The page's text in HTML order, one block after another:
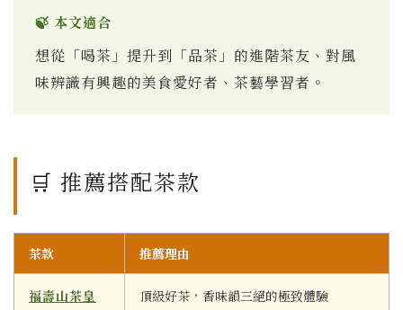
🍃 本文適合
想從「喝茶」提升到「品茶」的進階茶友、對風
味辨識有興趣的美食愛好者、茶藝學習者。
🛒 推薦搭配茶款
茶款 推薦理由
福壽山茶皇 頂級好茶，香味韻三絕的極致體驗